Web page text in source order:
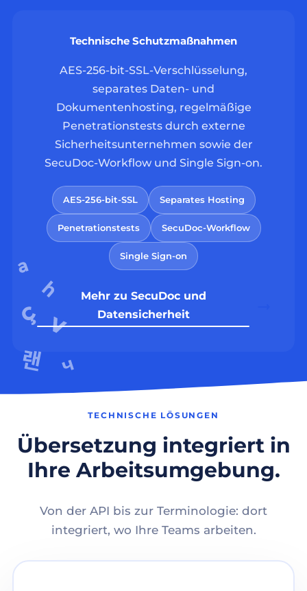
Technische Schutzmaßnahmen
AES-256-bit-SSL-Verschlüsselung,
separates Daten- und
Dokumentenhosting, regelmäßige
Penetrationstests durch externe
Sicherheitsunternehmen sowie der
SecuDoc-Workflow und Single Sign-on.
AES-256-bit-SSL Separates Hosting
Penetrationstests SecuDoc-Workflow
Single Sign-on
Mehr zu SecuDoc und
Datensicherheit
TECHNISCHE LÖSUNGEN
Übersetzung integriert in
Ihre Arbeitsumgebung.
Von der API bis zur Terminologie: dort
integriert, wo Ihre Teams arbeiten.